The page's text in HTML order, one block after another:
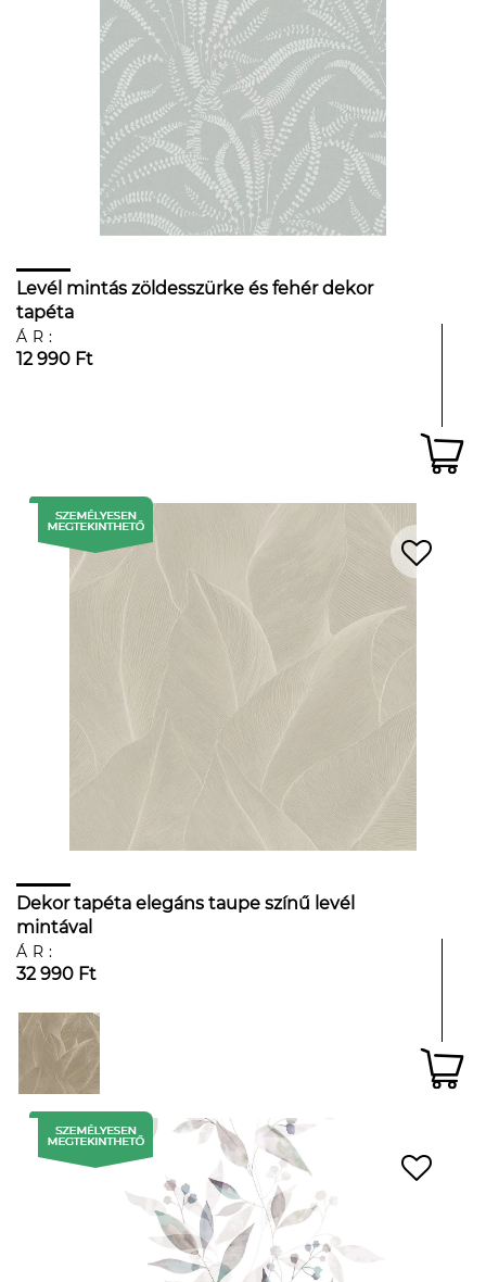
Levél mintás zöldesszürke és fehér dekor
tapéta
ÁR:
12 990 Ft
Dekor tapéta elegáns taupe színű levél
mintával
ÁR:
32 990 Ft